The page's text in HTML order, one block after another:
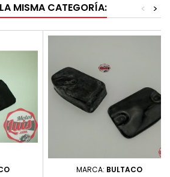
MISMA CATEGORÍA: >
<
MARCA: BULTACO